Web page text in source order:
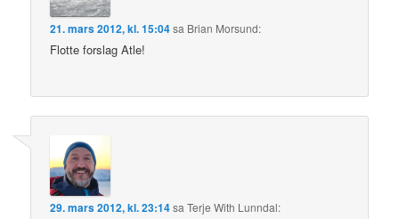
21. mars 2012, kl. 15:04sa Brian Morsund:
Flotte forslag Atle!
29. mars 2012, kl. 23:14sa Terje With Lunndal: